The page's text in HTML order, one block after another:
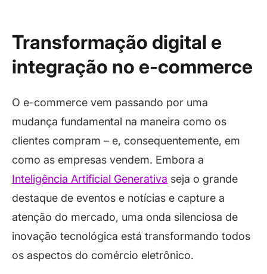
Transformação digital e
integração no e-commerce
O e-commerce vem passando por uma
mudança fundamental na maneira como os
clientes compram – e, consequentemente, em
como as empresas vendem. Embora a
Inteligência Artificial Generativa seja o grande
destaque de eventos e notícias e capture a
atenção do mercado, uma onda silenciosa de
inovação tecnológica está transformando todos
os aspectos do comércio eletrônico.